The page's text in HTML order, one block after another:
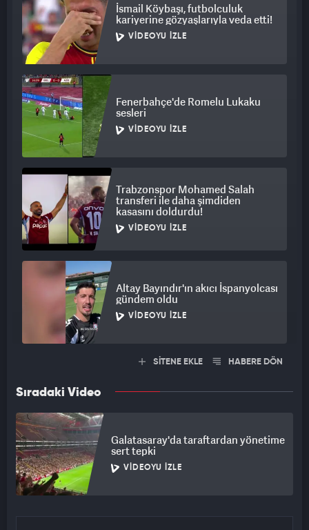
İsmail Köybaşı, futbolculuk
kariyerine gözyaşlarıyla veda etti!
VIDEOYU İZLE
Fenerbahçe'de Romelu Lukaku
sesleri
VIDEOYU İZLE
Trabzonspor Mohamed Salah
transferi ile daha şimdiden
kasasını doldurdu!
VIDEOYU İZLE
Altay Bayındır'ın akıcı İspanyolcası
gündem oldu
VIDEOYU İZLE
SİTENE EKLE HABERE DÖN
Sıradaki Video
Galatasaray'da taraftardan yönetime
sert tepki
VIDEOYU İZLE